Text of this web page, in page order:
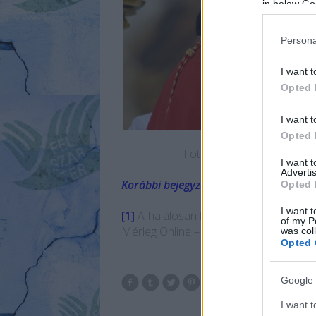
in below
I want
Opted
I want
Opted
I want
Opted
I want
of my
was
Opted
Google
I want
Fotó: Angelo Sodano
Korábbi bejegyzésünk
a témában.
[1]
Blätter
Mérleg Online – 2013. 02. 06.